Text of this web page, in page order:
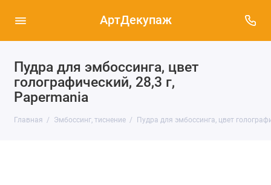
АртДекупаж
Пудра для эмбоссинга, цвет
голографический, 28,3 г,
Papermania
Главная Эмбоссинг, тиснение Пудра для эмбоссинга, цвет